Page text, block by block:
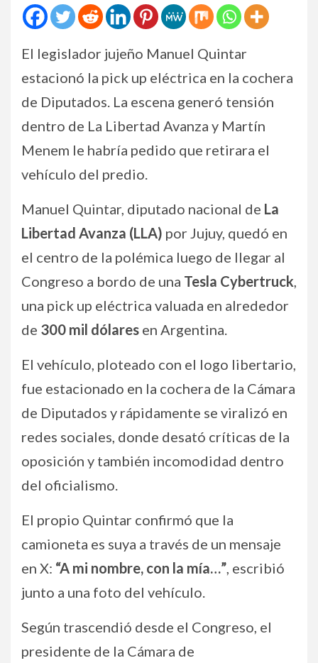
El legislador jujeño Manuel Quintar
estacionó la pick up eléctrica en la cochera
de Diputados. La escena generó tensión
dentro de La Libertad Avanza y Martín
Menem le habría pedido que retirara el
vehículo del predio.
Manuel Quintar, diputado nacional de La
Libertad Avanza (LLA) por Jujuy, quedó en
el centro de la polémica luego de llegar al
Congreso a bordo de una Tesla Cybertruck,
una pick up eléctrica valuada en alrededor
de 300 mil dólares en Argentina.
El vehículo, ploteado con el logo libertario,
fue estacionado en la cochera de la Cámara
de Diputados y rápidamente se viralizó en
redes sociales, donde desató críticas de la
oposición y también incomodidad dentro
del oficialismo.
El propio Quintar confirmó que la
camioneta es suya a través de un mensaje
en X: “A mi nombre, con la mía…”, escribió
junto a una foto del vehículo.
Según trascendió desde el Congreso, el
presidente de la Cámara de